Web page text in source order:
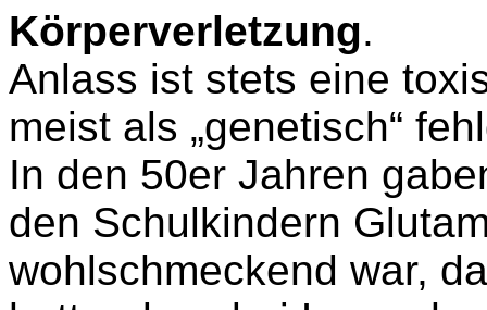
Körperverletzung.
Anlass ist stets eine
meist als „genetisch“
In den 50er Jahren
den Schulkindern
wohlschmeckend war,